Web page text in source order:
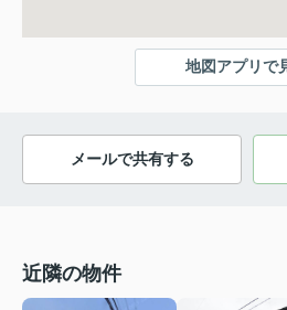
地図アプリで
メールで共有する
近隣の物件